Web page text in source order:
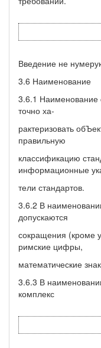
Введение не
3.6 Наименование
3.6.1 Наименование
точно ха-
рактеризовать
правильную
классификацию
информационные
тели стандартов.
3.6.2 В
допускаются
сокращения (кроме
римские цифры,
математические
3.6.3 В
комплекс